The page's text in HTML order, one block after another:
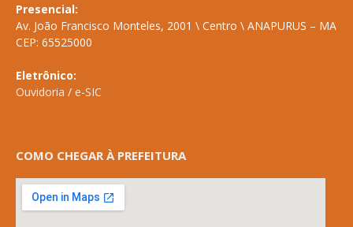
Presencial:
Av. João Francisco Monteles, 2001 \ Centro \ ANAPURUS – MA
CEP: 65525000
Eletrônico:
Ouvidoria / e-SIC
COMO CHEGAR À PREFEITURA